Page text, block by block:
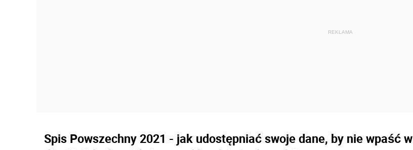
Spis Powszechny 2021 - jak udostępniać swoje dane, by nie wpaść w